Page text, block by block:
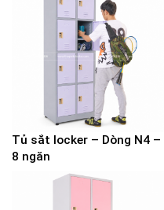
Tủ sắt locker – Dòng N4 –
8 ngăn